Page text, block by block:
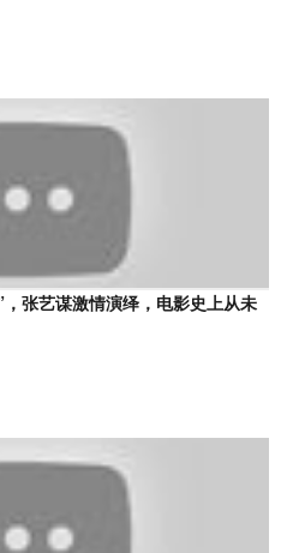
，张艺谋激情演绎，电影史上从未